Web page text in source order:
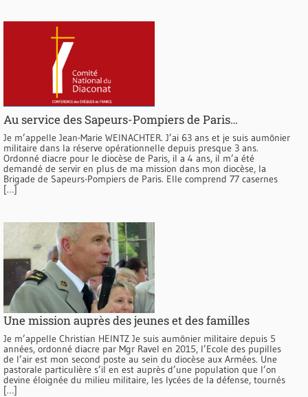
Au service des Sapeurs-Pompiers de Paris…
Je m’appelle Jean-Marie WEINACHTER. J’ai 63 ans et je suis aumônier
militaire dans la réserve opérationnelle depuis presque 3 ans.
Ordonné diacre pour le diocèse de Paris, il a 4 ans, il m’a été
demandé de servir en plus de ma mission dans mon diocèse, la
Brigade de Sapeurs-Pompiers de Paris. Elle comprend 77 casernes
[…]
Une mission auprès des jeunes et des familles
Je m’appelle Christian HEINTZ Je suis aumônier militaire depuis 5
années, ordonné diacre par Mgr Ravel en 2015, l’Ecole des pupilles
de l’air est mon second poste au sein du diocèse aux Armées. Une
pastorale particulière s’il en est auprès d’une population que l’on
devine éloignée du milieu militaire, les lycées de la défense, tournés
[…]